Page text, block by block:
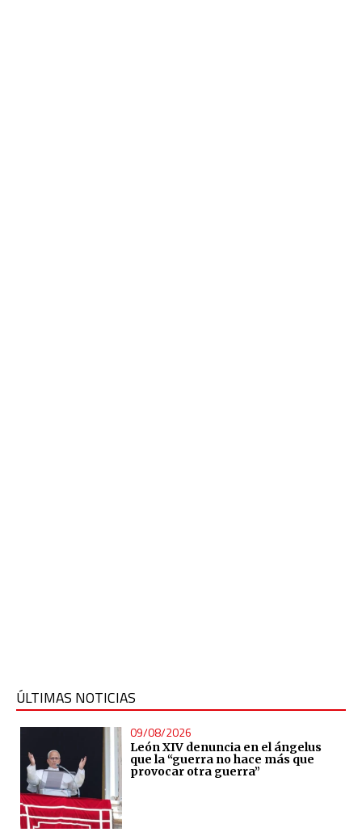
ÚLTIMAS NOTICIAS
09/08/2026
León XIV denuncia en el ángelus
que la “guerra no hace más que
provocar otra guerra”